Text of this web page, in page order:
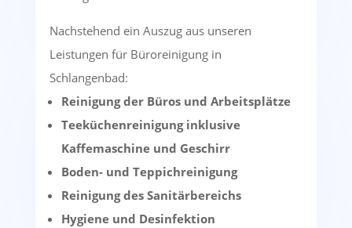
Nachstehend ein Auszug aus unseren
Leistungen für Büroreinigung in
Schlangenbad:
Reinigung der Büros und Arbeitsplätze
Teeküchenreinigung inklusive
Kaffemaschine und Geschirr
Boden- und Teppichreinigung
Reinigung des Sanitärbereichs
Hygiene und Desinfektion